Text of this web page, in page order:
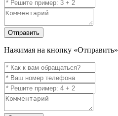
Отправить
Нажимая на кнопку «Отправить»